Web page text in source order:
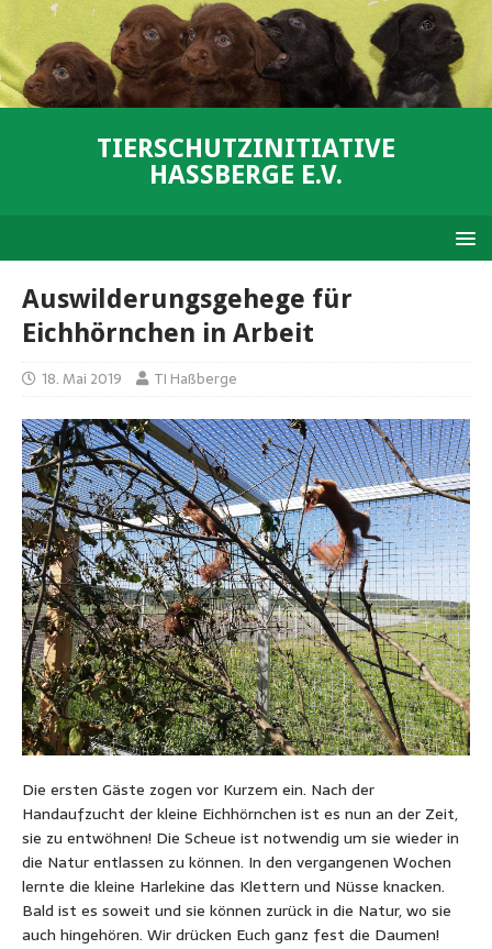
TIERSCHUTZINITIATIVE
HASSBERGE E.V.
Auswilderungsgehege für
Eichhörnchen in Arbeit
18. Mai 2019 TI Haßberge
Die ersten Gäste zogen vor Kurzem ein. Nach der
Handaufzucht der kleine Eichhörnchen ist es nun an der Zeit,
sie zu entwöhnen! Die Scheue ist notwendig um sie wieder in
die Natur entlassen zu können. In den vergangenen Wochen
lernte die kleine Harlekine das Klettern und Nüsse knacken.
Bald ist es soweit und sie können zurück in die Natur, wo sie
auch hingehören. Wir drücken Euch ganz fest die Daumen!